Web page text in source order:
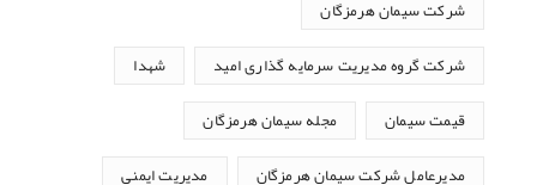
شرکت سیمان هرمزگان
شرکت گروه مدیریت سرمایه گذاری امید شهدا
قیمت سیمان مجله سیمان هرمزگان
مدیرعامل شرکت سیمان هرمزگان مدیریت ایمنی